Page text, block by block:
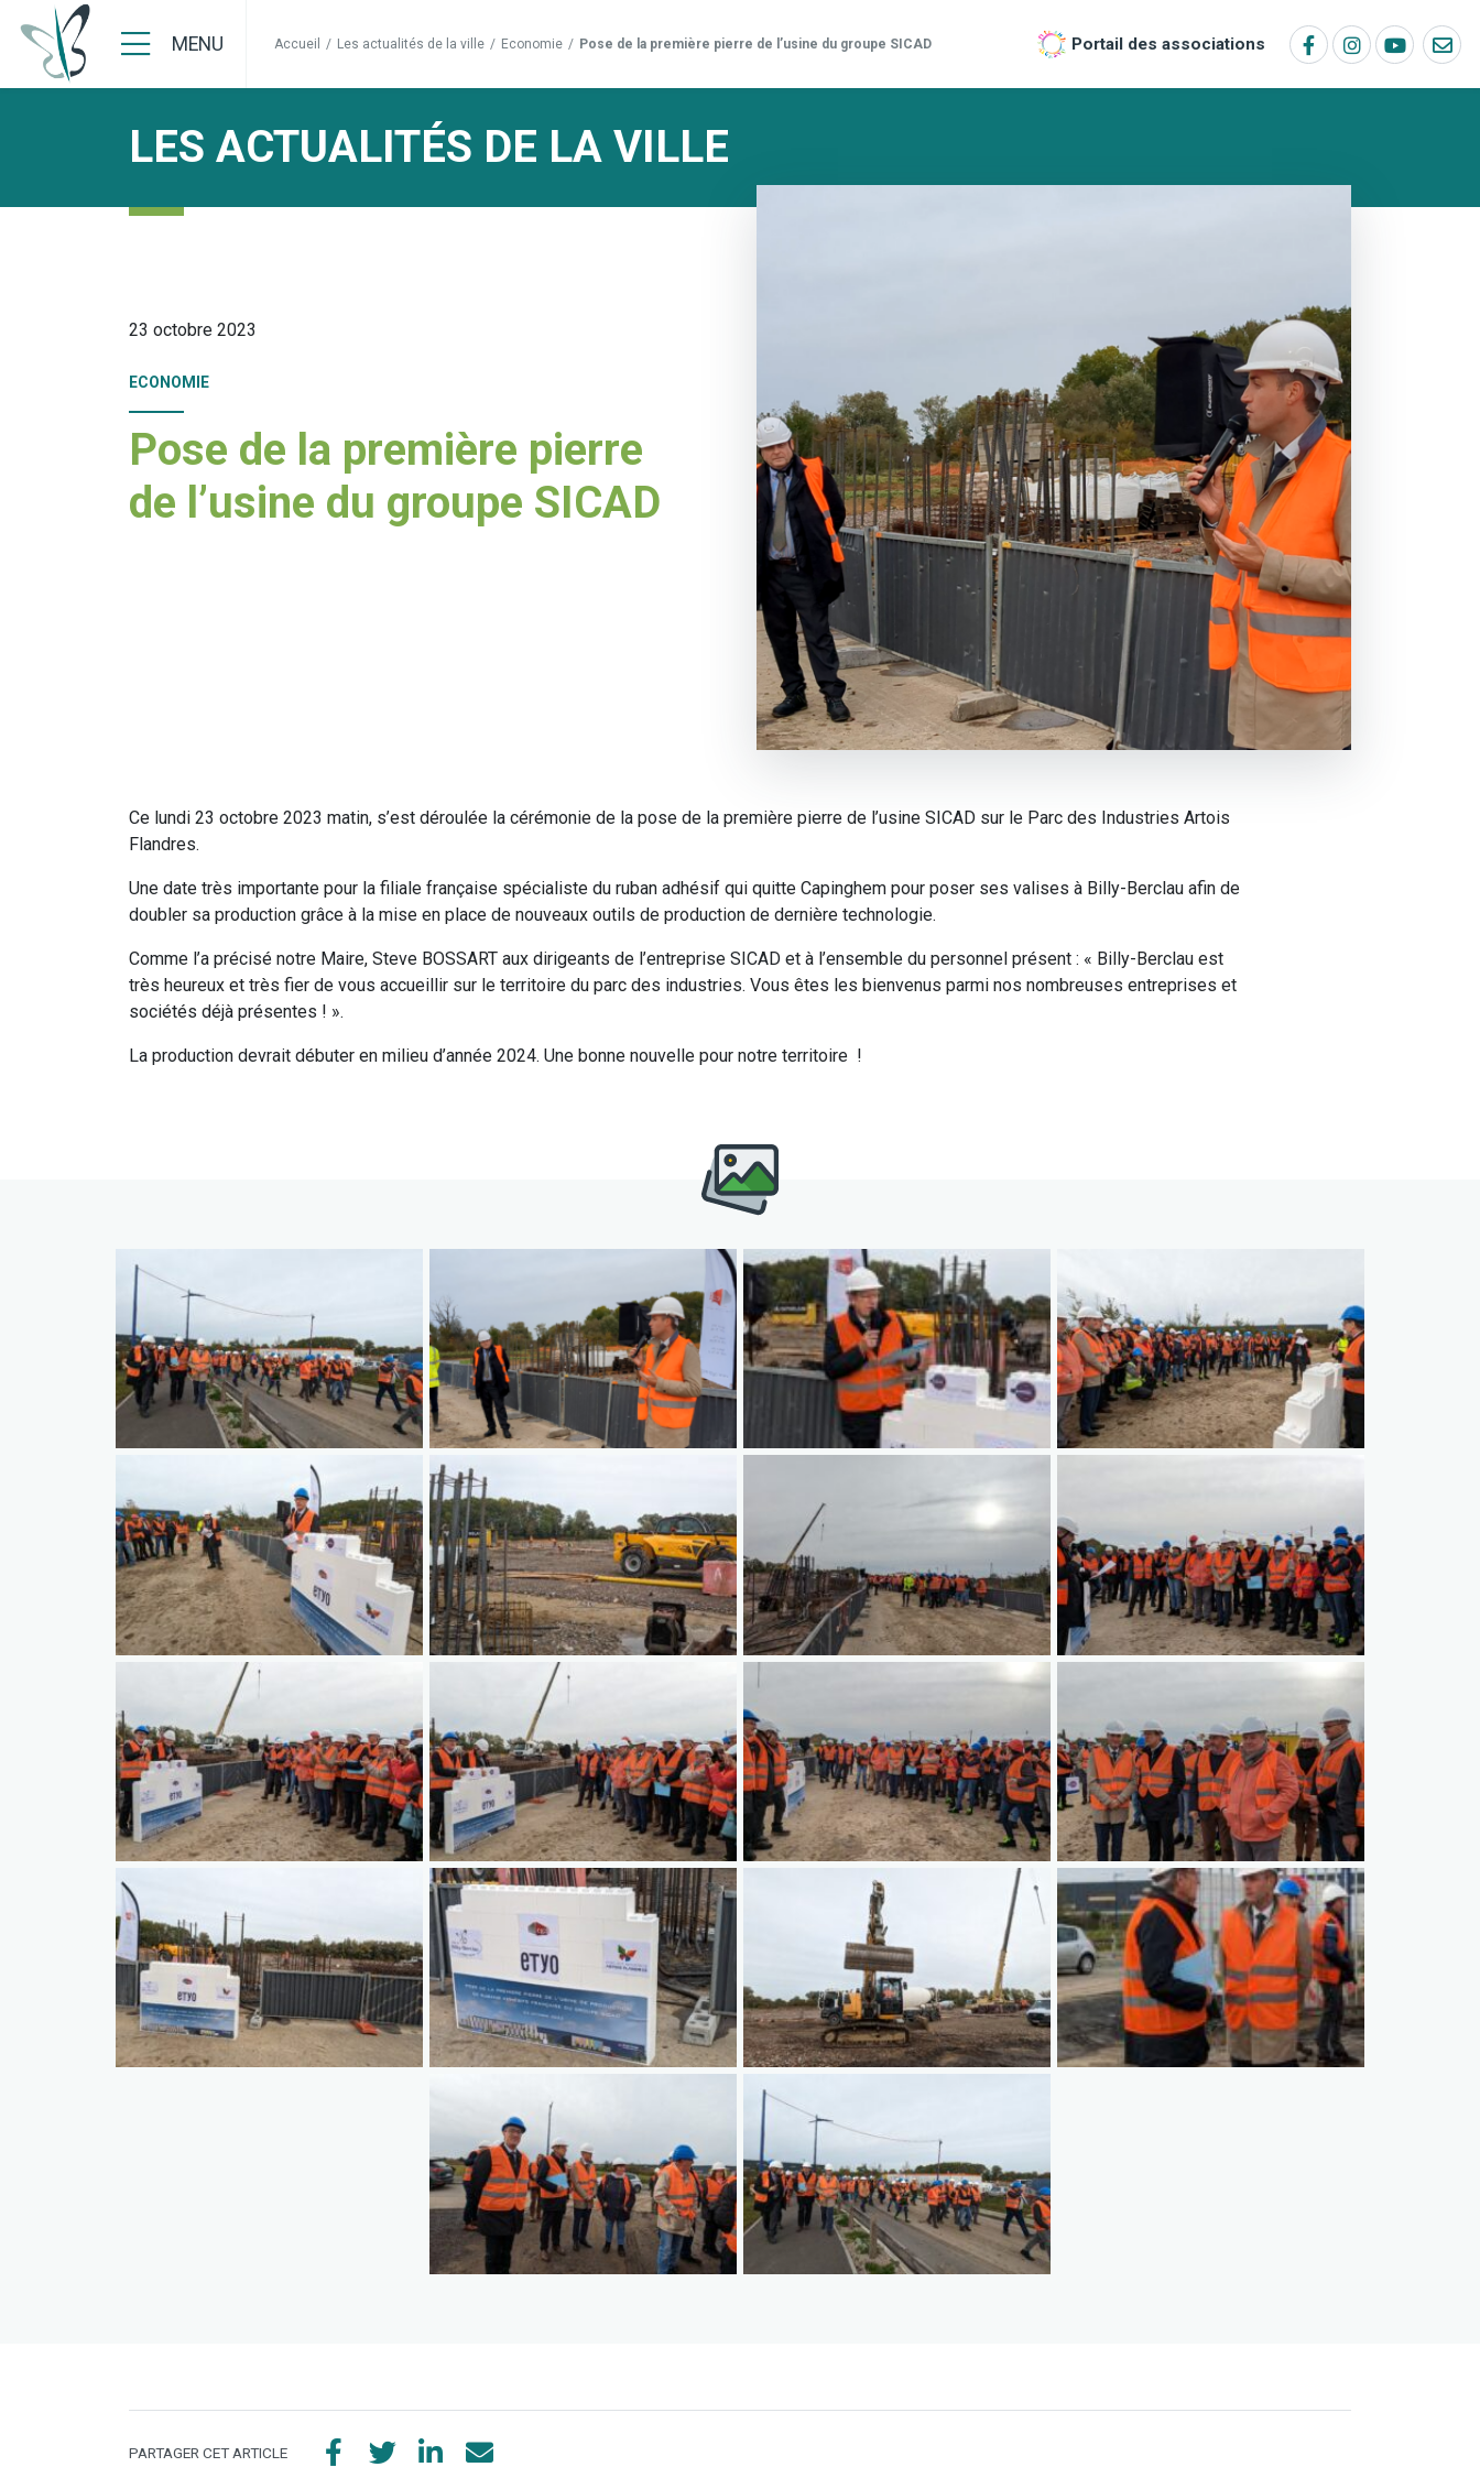
MENU Accueil / Les actualités de la ville / Economie / Pose de la première pierre de l’usine du groupe SICAD Portail des associations
LES ACTUALITÉS DE LA VILLE
23 octobre 2023
ECONOMIE
Pose de la première pierre
de l’usine du groupe SICAD
Ce lundi 23 octobre 2023 matin, s’est déroulée la cérémonie de la pose de la première pierre de l’usine SICAD sur le Parc des Industries Artois
Flandres.
Une date très importante pour la filiale française spécialiste du ruban adhésif qui quitte Capinghem pour poser ses valises à Billy-Berclau afin de
doubler sa production grâce à la mise en place de nouveaux outils de production de dernière technologie.
Comme l’a précisé notre Maire, Steve BOSSART aux dirigeants de l’entreprise SICAD et à l’ensemble du personnel présent : « Billy-Berclau est
très heureux et très fier de vous accueillir sur le territoire du parc des industries. Vous êtes les bienvenus parmi nos nombreuses entreprises et
sociétés déjà présentes ! ».
La production devrait débuter en milieu d’année 2024. Une bonne nouvelle pour notre territoire !
PARTAGER CET ARTICLE